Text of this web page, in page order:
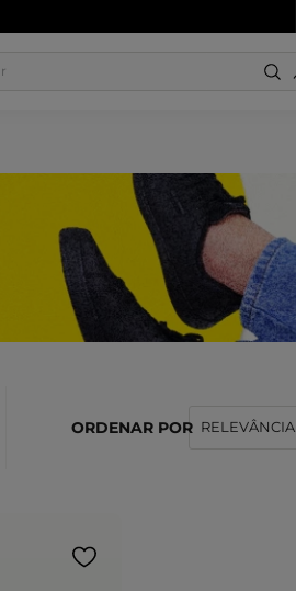
ORDENAR POR RELEVÂNCIA
Sandalias
Tênis Feminino Chinelo
Tamanco
Sapatilha 10º Salto Bloco